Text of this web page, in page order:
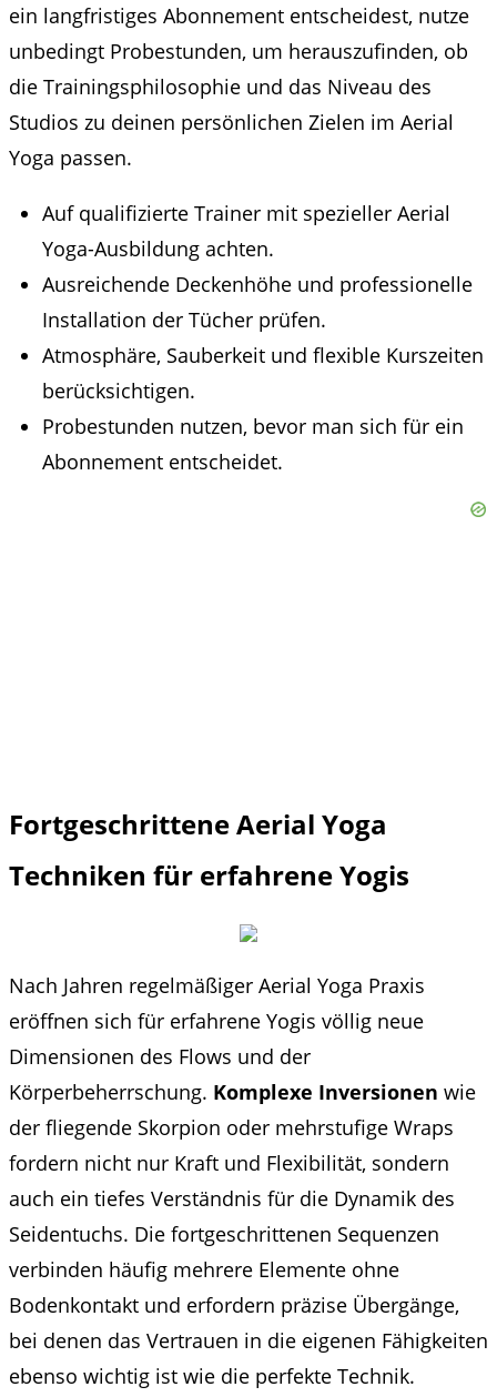
ein langfristiges Abonnement entscheidest, nutze
unbedingt Probestunden, um herauszufinden, ob
die Trainingsphilosophie und das Niveau des
Studios zu deinen persönlichen Zielen im Aerial
Yoga passen.
Auf qualifizierte Trainer mit spezieller Aerial
Yoga-Ausbildung achten.
Ausreichende Deckenhöhe und professionelle
Installation der Tücher prüfen.
Atmosphäre, Sauberkeit und flexible Kurszeiten
berücksichtigen.
Probestunden nutzen, bevor man sich für ein
Abonnement entscheidet.
Fortgeschrittene Aerial Yoga
Techniken für erfahrene Yogis
Nach Jahren regelmäßiger Aerial Yoga Praxis
eröffnen sich für erfahrene Yogis völlig neue
Dimensionen des Flows und der
Körperbeherrschung. Komplexe Inversionen wie
der fliegende Skorpion oder mehrstufige Wraps
fordern nicht nur Kraft und Flexibilität, sondern
auch ein tiefes Verständnis für die Dynamik des
Seidentuchs. Die fortgeschrittenen Sequenzen
verbinden häufig mehrere Elemente ohne
Bodenkontakt und erfordern präzise Übergänge,
bei denen das Vertrauen in die eigenen Fähigkeiten
ebenso wichtig ist wie die perfekte Technik.